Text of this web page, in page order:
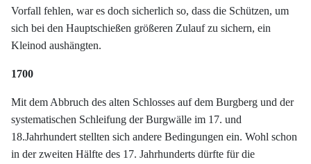
Vorfall fehlen, war es doch sicherlich so, dass die Schützen, um
sich bei den Hauptschießen größeren Zulauf zu sichern, ein
Kleinod aushängten.
1700
Mit dem Abbruch des alten Schlosses auf dem Burgberg und der
systematischen Schleifung der Burgwälle im 17. und
18.Jahrhundert stellten sich andere Bedingungen ein. Wohl schon
in der zweiten Hälfte des 17. Jahrhunderts dürfte für die